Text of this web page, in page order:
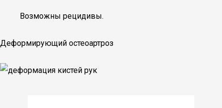
Возможны рецидивы.
Деформирующий остеоартроз